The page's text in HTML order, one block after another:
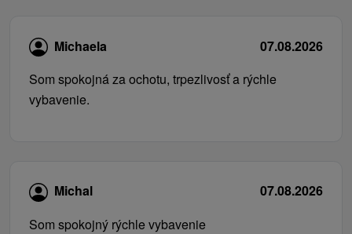
Michaela
07.08.2026
Som spokojná za ochotu, trpezlivosť a rýchle
vybavenie.
Michal
07.08.2026
Som spokojný rýchle vybavenie